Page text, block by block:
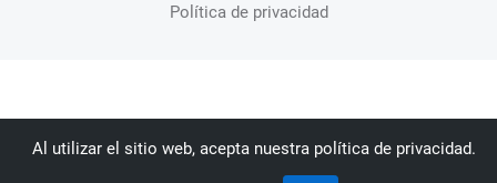
Política de privacidad
Al utilizar el sitio web, acepta nuestra política de privacidad.